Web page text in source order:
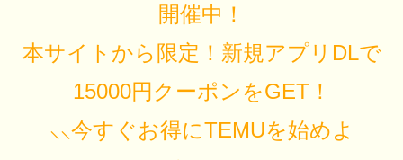
開催中！
本サイトから限定！新規アプリDLで
15000円クーポンをGET！
⸜⸜今すぐお得にTEMUを始めよ